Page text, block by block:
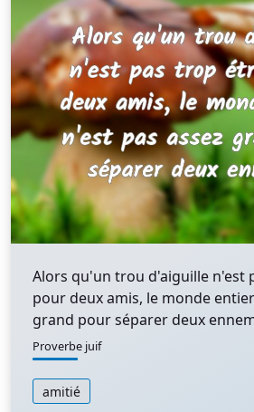
Alors qu'un trou d'aiguille n'est
pour deux amis, le monde
grand pour séparer deux
Proverbe juif
amitié